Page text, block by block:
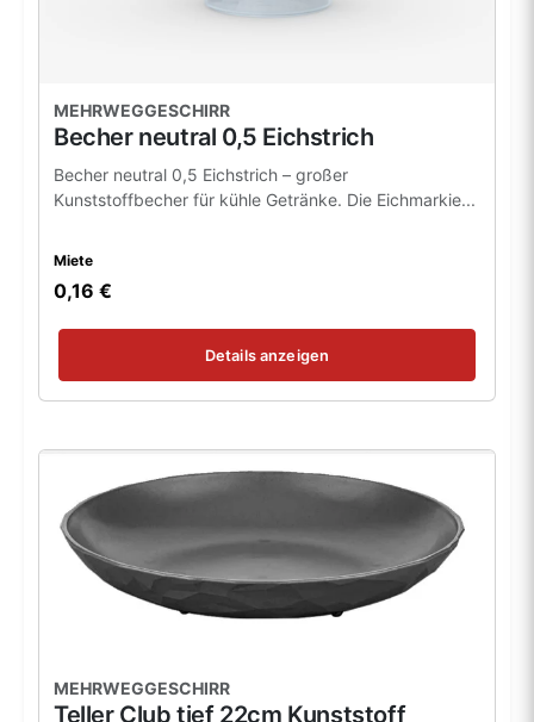
MEHRWEGGESCHIRR
Becher neutral 0,5 Eichstrich
Becher neutral 0,5 Eichstrich – großer
Kunststoffbecher für kühle Getränke. Die Eichmarkie...
Miete
0,16 €
Details anzeigen
MEHRWEGGESCHIRR
Teller Club tief 22cm Kunststoff